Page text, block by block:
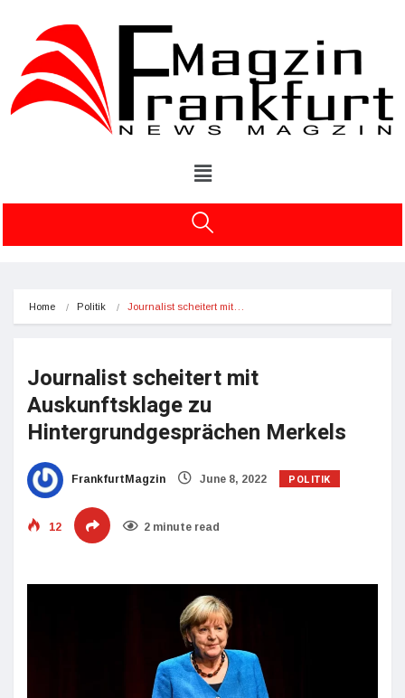
Home Politik Journalist scheitert mit…
Journalist scheitert mit
Auskunftsklage zu
Hintergrundgesprächen Merkels
FrankfurtMagzin June 8, 2022 POLITIK
12 2 minute read